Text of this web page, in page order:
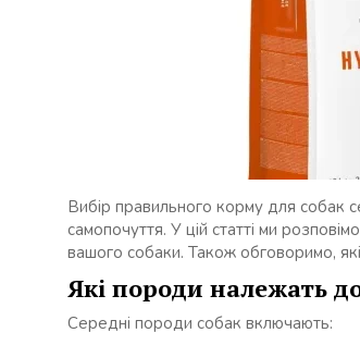
Вибір правильного корму для собак
самопочуття. У цій статті ми
вашого собаки. Також обговоримо,
Які породи належать
Середні породи собак включають: